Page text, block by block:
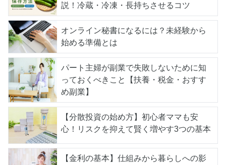
説！冷蔵・冷凍・長持ちさせるコツ
オンライン秘書になるには？未経験から
始める準備とは
パート主婦が副業で失敗しないために知
っておくべきこと【扶養・税金・おすす
め副業】
【分散投資の始め方】初心者ママも安
心！リスクを抑えて賢く増やす3つの基本
【金利の基本】仕組みから暮らしへの影